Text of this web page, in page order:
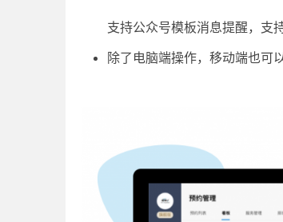
支持公众号模板消息提醒，支
除了电脑端操作，移动端也可